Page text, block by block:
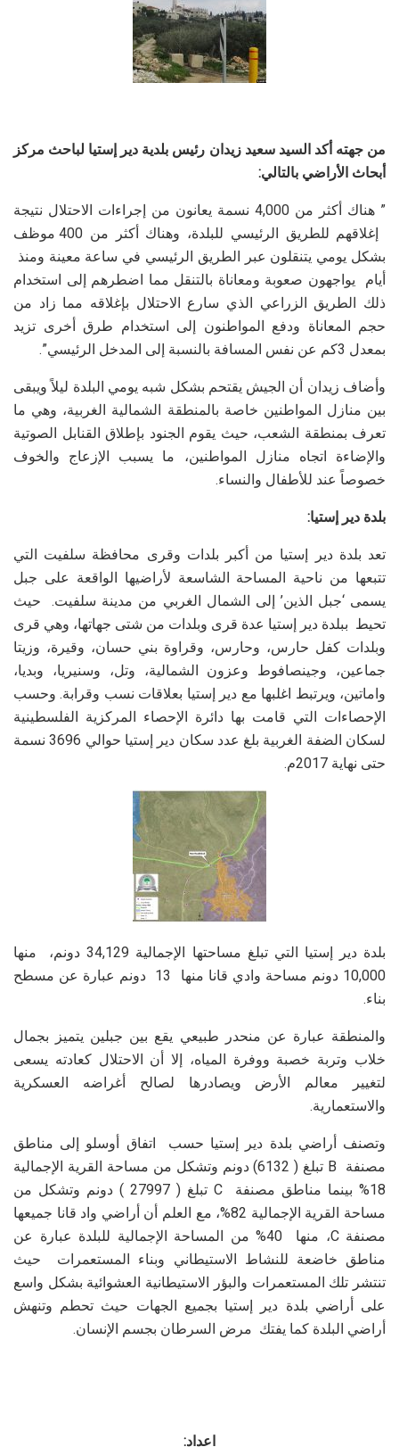
منجهته أكد السيد سعيد زيدان رئيس بلدية دير إستيا لباحث مركز
أبحاث الأراضي بالتالي:
” هناك أكثر من 4,000 نسمة يعانون من إجراءات الاحتلال نتيجة
إغلاقهم للطريق الرئيسي للبلدة، وهناك أكثر من 400 موظف
بشكل يومي يتنقلون عبر الطريق الرئيسي في ساعة معينة ومنذ
أيام يواجهون صعوبة ومعاناة بالتنقل مما اضطرهم إلى استخدام
ذلك الطريق الزراعي الذي سارع الاحتلال بإغلاقه مما زاد من
حجم المعاناة ودفع المواطنون إلى استخدام طرق أخرى تزيد
بمعدل 3كم عن نفس المسافة بالنسبة إلى المدخل الرئيسي”.
وأضاف زيدان أن الجيش يقتحم بشكل شبه يومي البلدة ليلاً ويبقى
بين منازل المواطنين خاصة بالمنطقة الشمالية الغربية، وهي ما
تعرف بمنطقة الشعب، حيث يقوم الجنود بإطلاق القنابل الصوتية
والإضاءة اتجاه منازل المواطنين، ما يسبب الإزعاج والخوف
خصوصاً عند للأطفال والنساء.
بلدة دير إستيا:
تعد بلدة دير إستيا من أكبر بلدات وقرى محافظة سلفيت التي
تتبعها من ناحية المساحة الشاسعة لأراضيها الواقعة على جبل
يسمى ‘جبل الذين’ إلى الشمال الغربي من مدينة سلفيت. حيث
تحيط ببلدة دير إستيا عدة قرى وبلدات من شتى جهاتها، وهي قرى
وبلدات كفل حارس، وحارس، وقراوة بني حسان، وقيرة، وزيتا
جماعين، وجينصافوط وعزون الشمالية، وتل، وسنيريا، وبديا،
واماتين، ويرتبط اغلبها مع دير إستيا بعلاقات نسب وقرابة. وحسب
الإحصاءات التي قامت بها دائرة الإحصاء المركزية الفلسطينية
لسكان الضفة الغربية بلغ عدد سكان دير إستيا حوالي 3696 نسمة
حتى نهاية 2017م.
بلدة دير إستيا التي تبلغ مساحتها الإجمالية 34,129 دونم، منها
10,000 دونم مساحة وادي قانا منها 13 دونم عبارة عن مسطح
بناء.
والمنطقة عبارة عن منحدر طبيعي يقع بين جبلين يتميز بجمال
خلاب وتربة خصبة ووفرة المياه، إلا أن الاحتلال كعادته يسعى
لتغيير معالم الأرض ويصادرها لصالح أغراضه العسكرية
والاستعمارية.
وتصنف أراضي بلدة دير إستيا حسب اتفاق أوسلو إلى مناطق
مصنفة B تبلغ ( 6132) دونم وتشكل من مساحة القرية الإجمالية
18% بينما مناطق مصنفة C تبلغ ( 27997 ) دونم وتشكل من
مساحة القرية الإجمالية 82%، مع العلم أن أراضي واد قانا جميعها
مصنفة C، منها 40% من المساحة الإجمالية للبلدة عبارة عن
مناطق خاضعة للنشاط الاستيطاني وبناء المستعمرات حيث
تنتشر تلك المستعمرات والبؤر الاستيطانية العشوائية بشكل واسع
على أراضي بلدة دير إستيا بجميع الجهات حيث تحطم وتنهش
أراضي البلدة كما يفتك مرض السرطان بجسم الإنسان.
اعداد: